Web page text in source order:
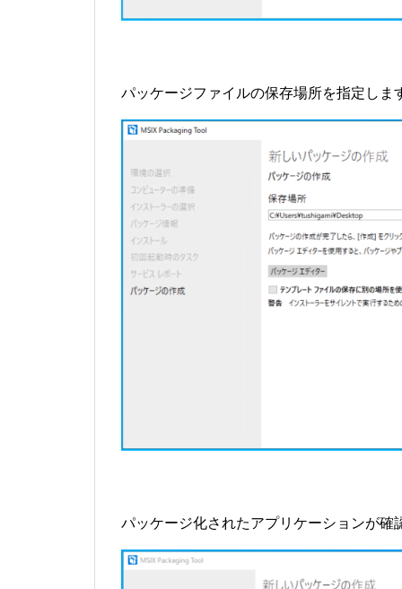
パッケージファイルの保存場所を指定しま
パッケージ化されたアプリケーションが確